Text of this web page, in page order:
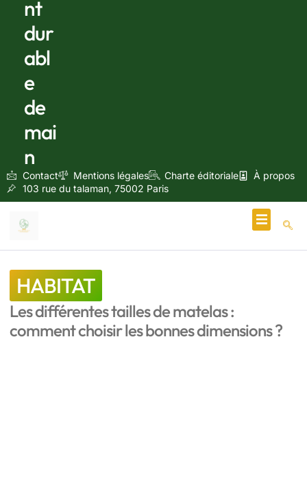
nt
dur
abl
e
de
mai
n
Contact Mentions légales Charte éditoriale
À propos
103 rue du talaman, 75002 Paris
HABITAT
Les différentes tailles de matelas :
comment choisir les bonnes dimensions ?